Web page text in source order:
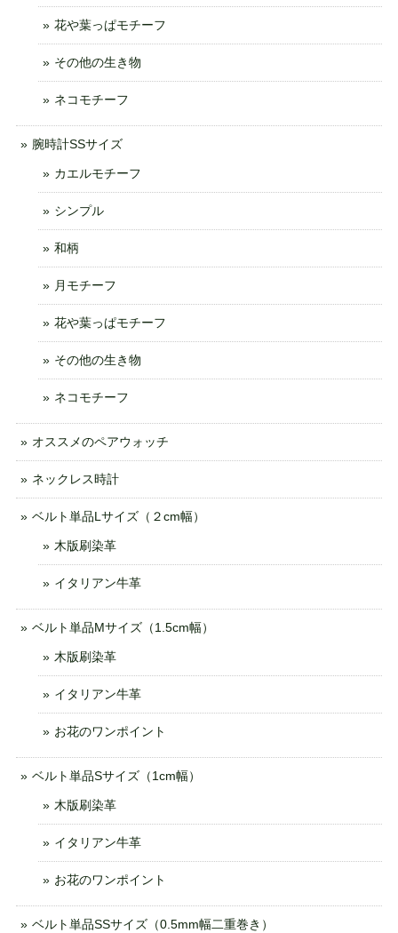
花や葉っぱモチーフ
その他の生き物
ネコモチーフ
腕時計SSサイズ
カエルモチーフ
シンプル
和柄
月モチーフ
花や葉っぱモチーフ
その他の生き物
ネコモチーフ
オススメのペアウォッチ
ネックレス時計
ベルト単品Lサイズ（２cm幅）
木版刷染革
イタリアン牛革
ベルト単品Mサイズ（1.5cm幅）
木版刷染革
イタリアン牛革
お花のワンポイント
ベルト単品Sサイズ（1cm幅）
木版刷染革
イタリアン牛革
お花のワンポイント
ベルト単品SSサイズ（0.5mm幅二重巻き）